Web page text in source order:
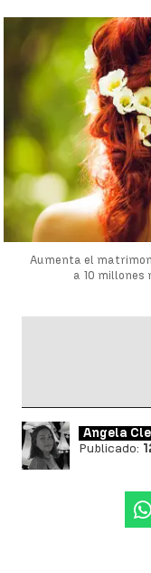
Aumenta el
a 10 millones
Ángela
Publicado: